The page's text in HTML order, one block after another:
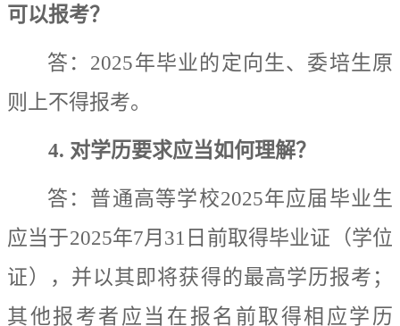
可以报考？
答： 2025年毕业的定向生、委培生原
则上不得报考。
4. 对学历要求应当如何理解？
答： 普通高等学校2025年应届毕业生
应当于2025年7月 31 日前取得毕业证（学位
证）， 并以其即将获得的最高学历报考；
其他报考者应当在报名前取得相应学历